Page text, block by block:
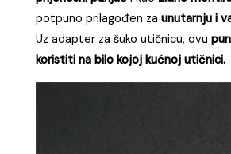
potpuno prilagođen zaunutarnju i
Uz adapter za šuko utičnicu, ovu
koristiti na bilo kojoj kućnoj utičnici.